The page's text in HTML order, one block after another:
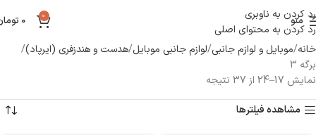
رد کردن به ناوبری
رد کردن به محتوای اصلی
منو 0
0
خانه موبایل و لوازم جانبی لوازم جانبی موبایل هدست و هندزفری (ایرپاد)
برگه 3
نمایش 17–24 از 37 نتیجه
مشاهده فیلترها